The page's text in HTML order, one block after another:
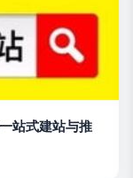
站式建站与推